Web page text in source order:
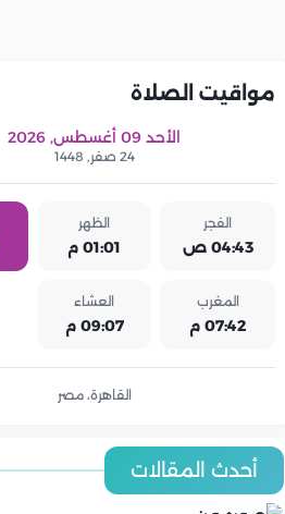
مواقيت الصلاة
الأحد 09 أغسطس, 2026
24 صفر, 1448
الفجر
04:43 ص
الظهر
01:01 م
المغرب
07:42 م
العشاء
09:07 م
القاهرة، مصر
أحدث المقالات